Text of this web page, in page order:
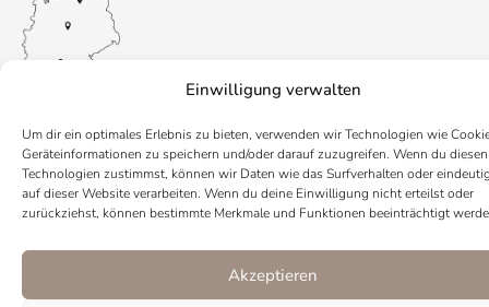
Einwilligung verwalten
Um dir ein optimales Erlebnis zu bieten, verwenden wir Technologien wie
Geräteinformationen zu speichern und/oder darauf zuzugreifen. Wenn du diesen
Technologien zustimmst, können wir Daten wie das Surfverhalten oder
auf dieser Website verarbeiten. Wenn du deine Einwilligung nicht erteilst oder
zurückziehst, können bestimmte Merkmale und Funktionen beeinträchtigt
Akzeptieren